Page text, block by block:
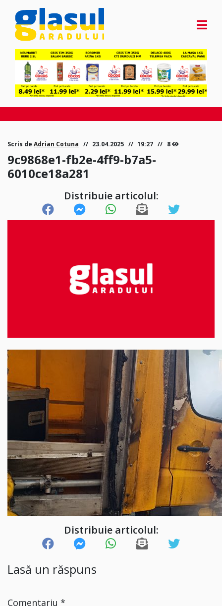
Scris de Adrian Cotuna 23.04.2025 19:27 8
9c9868e1-fb2e-4ff9-b7a5-
6010ce18a281
Distribuie articolul:
Distribuie articolul:
Lasă un răspuns
Comentariu *